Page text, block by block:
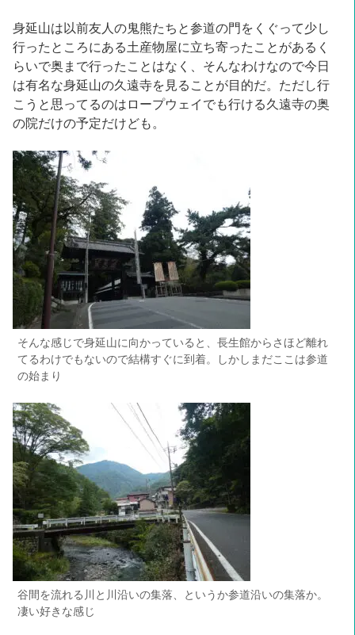
身延山は以前友人の鬼熊たちと参道の門をくぐって少し
行ったところにある土産物屋に立ち寄ったことがあるく
らいで奥まで行ったことはなく、そんなわけなので今日
は有名な身延山の久遠寺を見ることが目的だ。ただし行
こうと思ってるのはロープウェイでも行ける久遠寺の奥
の院だけの予定だけども。
そんな感じで身延山に向かっていると、長生館からさほど離れ
てるわけでもないので結構すぐに到着。しかしまだここは参道
の始まり
谷間を流れる川と川沿いの集落、というか参道沿いの集落か。
凄い好きな感じ